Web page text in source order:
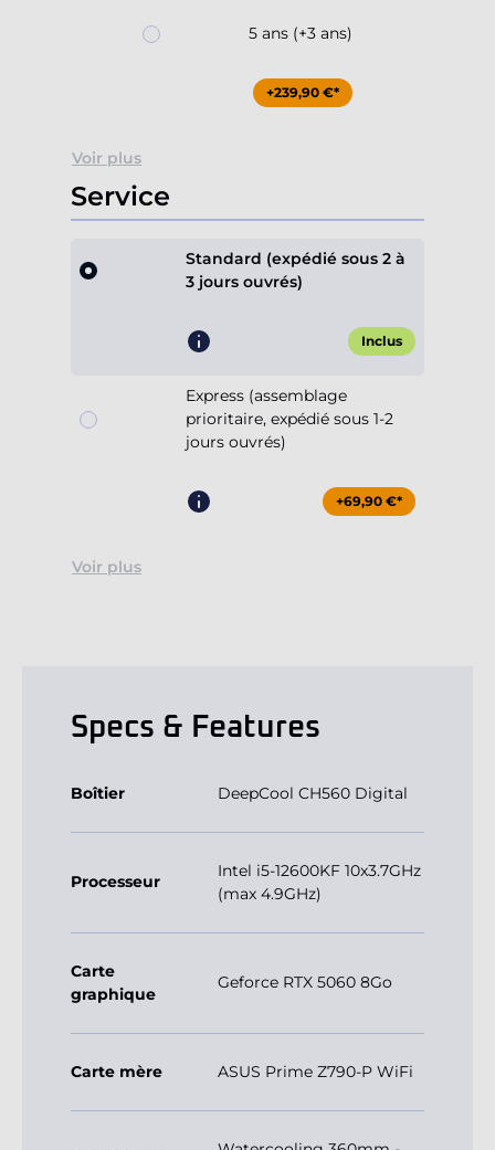
5 ans (+3 ans)
+239,90 €*
Voir plus
Service
Standard (expédié sous 2 à
3 jours ouvrés)
Inclus
Express (assemblage
prioritaire, expédié sous 1-2
jours ouvrés)
+69,90 €*
Voir plus
Specs & Features
Boîtier DeepCool CH560 Digital
Processeur
Intel i5-12600KF 10x3.7GHz
(max 4.9GHz)
Carte
graphique
Geforce RTX 5060 8Go
Carte mère ASUS Prime Z790-P WiFi